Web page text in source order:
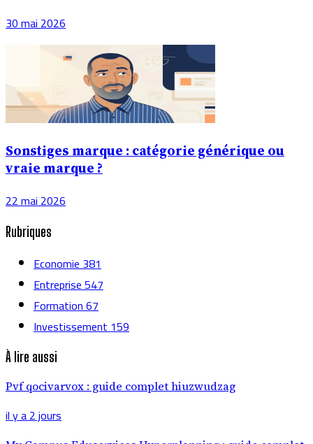
30 mai 2026
Sonstiges marque : catégorie générique ou
vraie marque ?
22 mai 2026
Rubriques
Economie381
Entreprise547
Formation67
Investissement159
À lire aussi
Pvf qocivarvox : guide complet hiuzwudzag
il y a 2 jours